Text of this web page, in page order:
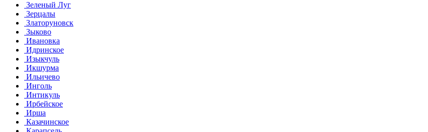
Зеленый Луг
Зерцалы
Златоруновск
Зыково
Ивановка
Идринское
Изыкчуль
Икшурма
Ильичево
Инголь
Интикуль
Ирбейское
Ирша
Казачинское